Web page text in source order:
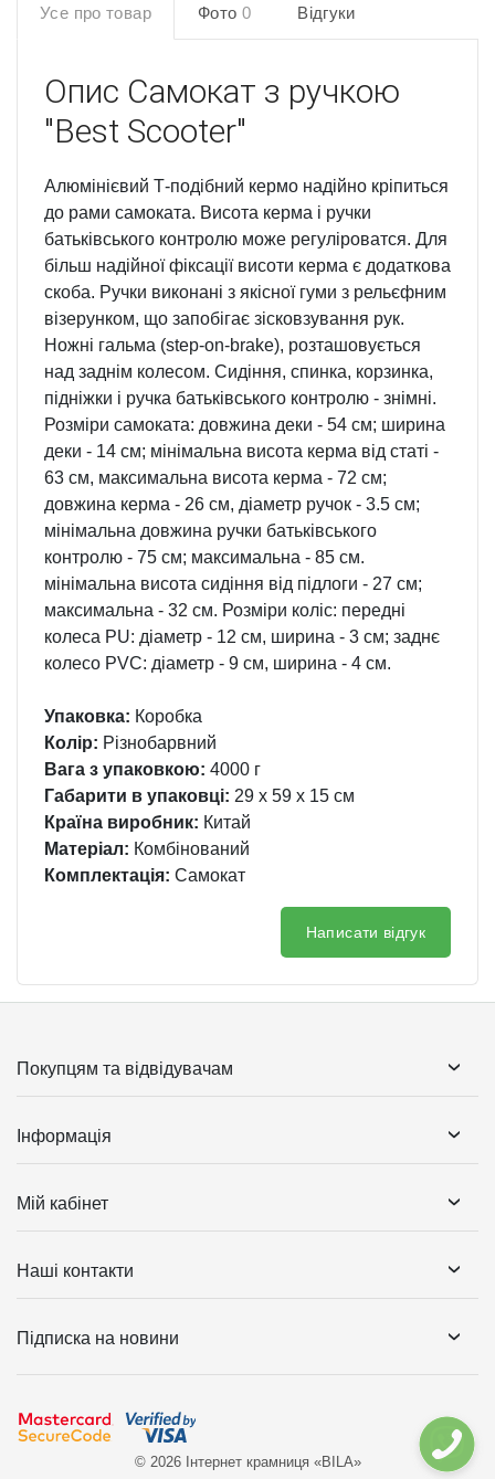
Усе про товар Фото 0 Відгуки
Опис Самокат з ручкою
"Best Scooter"
Алюмінієвий Т-подібний кермо надійно кріпиться
до рами самоката. Висота керма і ручки
батьківського контролю може регуліроватся. Для
більш надійної фіксації висоти керма є додаткова
скоба. Ручки виконані з якісної гуми з рельєфним
візерунком, що запобігає зісковзування рук.
Ножні гальма (step-on-brake), розташовується
над заднім колесом. Сидіння, спинка, корзинка,
підніжки і ручка батьківського контролю - знімні.
Розміри самоката: довжина деки - 54 см; ширина
деки - 14 см; мінімальна висота керма від статі -
63 см, максимальна висота керма - 72 см;
довжина керма - 26 см, діаметр ручок - 3.5 см;
мінімальна довжина ручки батьківського
контролю - 75 см; максимальна - 85 см.
мінімальна висота сидіння від підлоги - 27 см;
максимальна - 32 см. Розміри коліс: передні
колеса PU: діаметр - 12 см, ширина - 3 см; заднє
колесо PVC: діаметр - 9 см, ширина - 4 см.
Упаковка: Коробка
Колір: Різнобарвний
Вага з упаковкою: 4000 г
Габарити в упаковці: 29 x 59 x 15 см
Країна виробник: Китай
Матеріал: Комбінований
Комплектація: Самокат
Написати відгук
Покупцям та відвідувачам
Інформація
Мій кабінет
Наші контакти
Підписка на новини
© 2026 Інтернет крамниця «BILA»